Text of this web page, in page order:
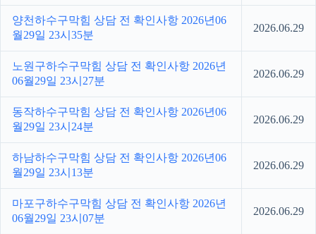
양천하수구막힘 상담 전 확인사항 2026년06
월29일 23시35분
2026.06.29
노원구하수구막힘 상담 전 확인사항 2026년
06월29일 23시27분
2026.06.29
동작하수구막힘 상담 전 확인사항 2026년06
월29일 23시24분
2026.06.29
하남하수구막힘 상담 전 확인사항 2026년06
월29일 23시13분
2026.06.29
마포구하수구막힘 상담 전 확인사항 2026년
06월29일 23시07분
2026.06.29